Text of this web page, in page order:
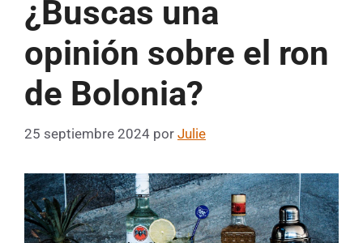
¿Buscas una
opinión sobre el ron
de Bolonia?
25 septiembre 2024 por Julie